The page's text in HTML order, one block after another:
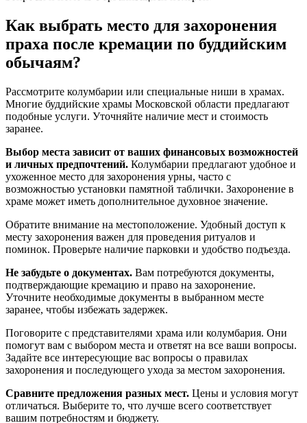
Как выбрать место для захоронения
праха после кремации по буддийским
обычаям?
Рассмотрите колумбарии или специальные ниши в храмах.
Многие буддийские храмы Московской области предлагают
подобные услуги. Уточняйте наличие мест и стоимость
заранее.
Выбор места зависит от ваших финансовых возможностей
и личных предпочтений. Колумбарии предлагают удобное и
ухоженное место для захоронения урны, часто с
возможностью установки памятной таблички. Захоронение в
храме может иметь дополнительное духовное значение.
Обратите внимание на местоположение. Удобный доступ к
месту захоронения важен для проведения ритуалов и
поминок. Проверьте наличие парковки и удобство подъезда.
Не забудьте о документах. Вам потребуются документы,
подтверждающие кремацию и право на захоронение.
Уточните необходимые документы в выбранном месте
заранее, чтобы избежать задержек.
Поговорите с представителями храма или колумбария. Они
помогут вам с выбором места и ответят на все ваши вопросы.
Задайте все интересующие вас вопросы о правилах
захоронения и последующего ухода за местом захоронения.
Сравните предложения разных мест. Цены и условия могут
отличаться. Выберите то, что лучше всего соответствует
вашим потребностям и бюджету.